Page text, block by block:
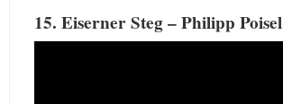
15. Eiserner Steg – Philipp Poisel